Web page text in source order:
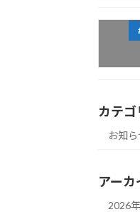
カテゴ
お知ら
アーカ
2026